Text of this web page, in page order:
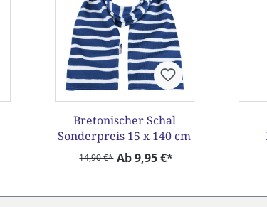
Bretonischer Schal
Sonderpreis 15 x 140 cm
14,90 €* Ab 9,95 €*